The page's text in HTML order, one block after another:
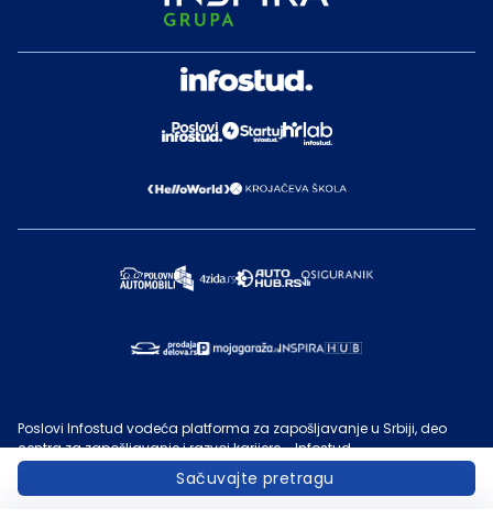
Sačuvajte pretragu
Poslovi Infostud vodeća platforma za zapošljavanje u Srbiji, deo
centra za zapošljavanje i razvoj karijere - Infostud.
©
Infostud rešenja d.o.o. Subotica
Poslovi.infostud.com
je vlasništvo Infostuda. Zabranjeno je njegovo